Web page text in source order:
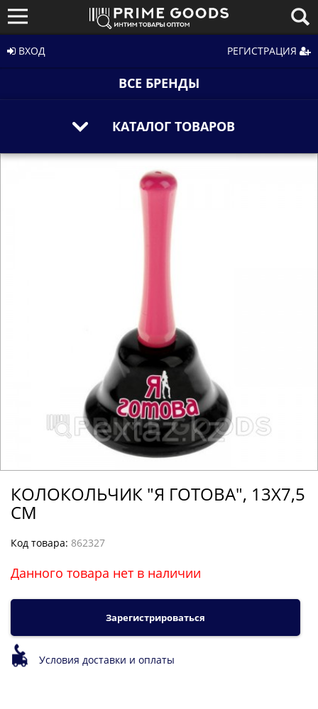
ВХОД РЕГИСТРАЦИЯ
ВСЕ БРЕНДЫ
КАТАЛОГ ТОВАРОВ
КОЛОКОЛЬЧИК "Я ГОТОВА", 13Х7,5
СМ
Код товара: 862327
Данного товара нет в наличии
Зарегистрироваться
Условия доставки и оплаты